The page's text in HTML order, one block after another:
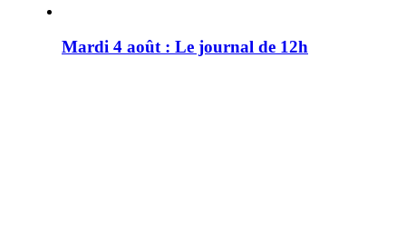
Mardi 4 août : Le journal de 12h